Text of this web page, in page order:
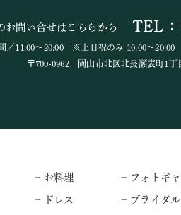
お問い合せはこちらから TEL
／11:00～20:00 ※土日祝のみ 10:00～20:00
〒700-0962 岡山市北区北長瀬表町1丁
– お料理
– ドレス
– フォトギ
– ブライダ